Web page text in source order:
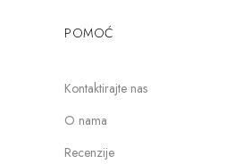
POMOĆ
Kontaktirajte nas
O nama
Recenzije